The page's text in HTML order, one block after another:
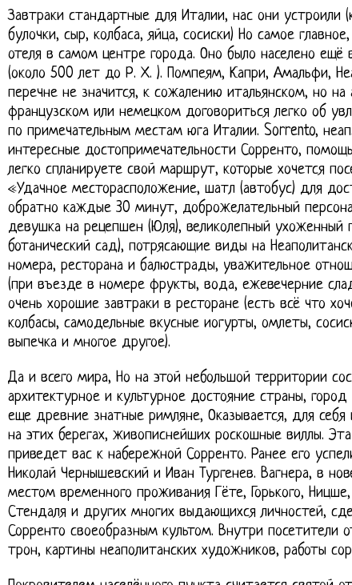
Завтраки стандартные для Италии, нас они устроили
булочки, сыр, колбаса, яйца, сосиски) Но самое
отеля в самом центре города. Оно было населено
(около 500 лет до Р. Х. ). Помпеям, Капри, Амальфи,
перечне не значится, к сожалению итальянском, но на
французском или немецком договориться легко об
по примечательным местам юга Италии. Sorrento,
интересные достопримечательности Сорренто,
легко спланируете свой маршрут, которые хочется
«Удачное месторасположение, шатл (автобус) для
обратно каждые 30 минут, доброжелательный
девушка на рецепшен (Юля), великолепный ухоженный
ботанический сад), потрясающие виды на
номера, ресторана и балюстрады, уважительное
(при въезде в номере фрукты, вода, ежевечерние
очень хорошие завтраки в ресторане (есть всё что
колбасы, самодельные вкусные иогурты, омлеты,
выпечка и многое другое).
Да и всего мира, Но на этой небольшой территории
архитектурное и культурное достояние страны,
еще древние знатные римляне, Оказывается, для себя
на этих берегах, живописнейших роскошные виллы.
приведет вас к набережной Сорренто. Ранее его
Николай Чернышевский и Иван Тургенев. Вагнера, в
местом временного проживания Гёте, Горького,
Стендаля и других многих выдающихся личностей,
Сорренто своеобразным культом. Внутри посетители
трон, картины неаполитанских художников, работы